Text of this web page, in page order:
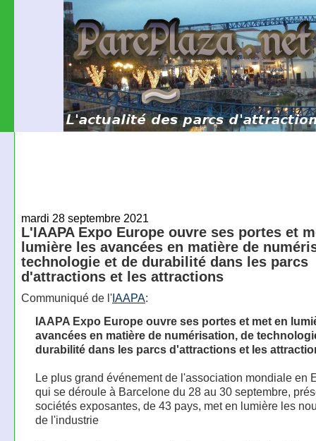
mardi 28 septembre 2021
L'IAAPA Expo Europe ouvre ses portes et
lumière les avancées en matière de
technologie et de durabilité dans les parcs
d'attractions et les attractions
Communiqué de l'IAAPA:
IAAPA Expo Europe ouvre ses portes et met en
avancées en matière de numérisation, de
durabilité dans les parcs d'attractions et les
Le plus grand événement de l'association mondiale en
qui se déroule à Barcelone du 28 au 30 septembre,
sociétés exposantes, de 43 pays, met en lumière les
de l'industrie